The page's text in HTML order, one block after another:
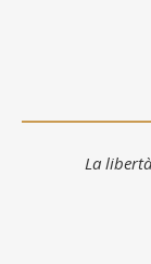
La